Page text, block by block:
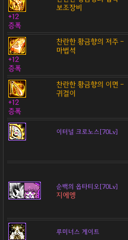
보조장비
+12
증폭
찬란한 황금향의 저주 -
마법석
+12
증폭
찬란한 황금향의 이면 -
귀걸이
+12
증폭
이터널 크로노스[70Lv]
순백의 옵타티오[70Lv]
지에엥
루미너스 게이트